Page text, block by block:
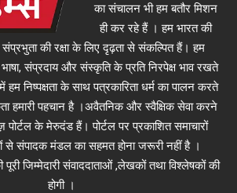
का संचालन भी हम बतौर मिशन
ही कर रहे हैं । हम भारत की
की रक्षा के लिए दृढ़ता से संकल्पित हैं। हम
भाषा, संप्रदाय और संस्कृति के प्रति निरपेक्ष भाव रखते
निष्पक्षता के साथ पत्रकारिता धर्म का पालन करते
हमारी पहचान है ।अवैतनिक और स्वैक्षिक सेवा करने
पोर्टल के मेरुदंड हैं। पोर्टल पर प्रकाशित समाचारों
से संपादक मंडल का सहमत होना जरूरी नहीं है ।
पूरी जिम्मेदारी संवाददाताओं ,लेखकों तथा विश्लेषकों की
होगी ।